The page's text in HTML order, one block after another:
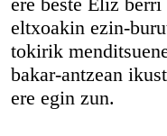
eltxoakin ezin-
tokirik
bakar-antzean
ere egin zun.